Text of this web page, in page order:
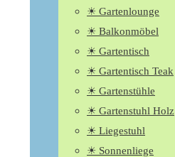
☀ Gartenlounge
☀ Balkonmöbel
☀ Gartentisch
☀ Gartentisch Teak
☀ Gartenstühle
☀ Gartenstuhl Holz
☀ Liegestuhl
☀ Sonnenliege